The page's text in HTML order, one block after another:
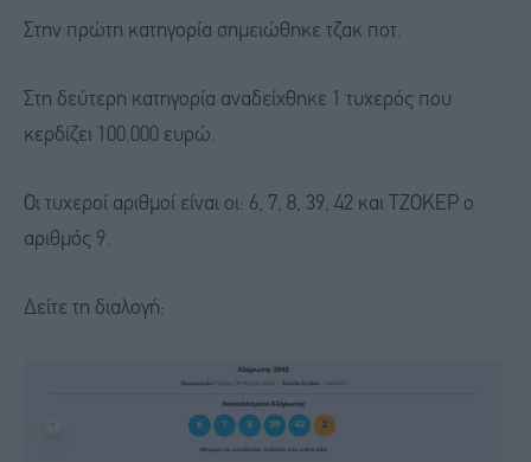
Στην πρώτη κατηγορία σημειώθηκε τζακ ποτ.
Στη δεύτερη κατηγορία αναδείχθηκε 1 τυχερός που
κερδίζει 100.000 ευρώ.
Οι τυχεροί αριθμοί είναι οι: 6, 7, 8, 39, 42 και ΤΖΟΚΕΡ ο
αριθμός 9.
Δείτε τη διαλογή: